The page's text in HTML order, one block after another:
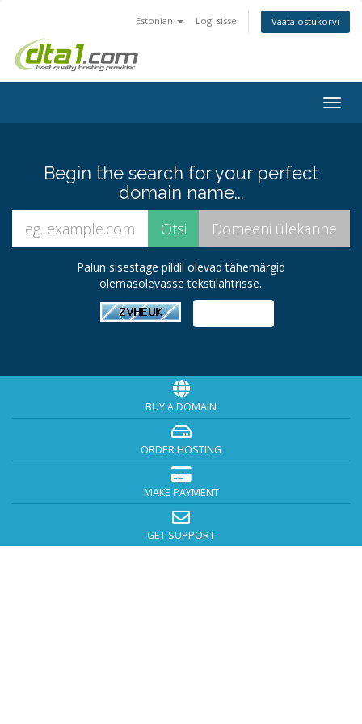
Estonian Logi sisse Vaata ostukorvi
Begin the search for your perfect
domain name...
Palun sisestage pildil olevad tähemärgid
olemasolevasse tekstilahtrisse.
BUY A DOMAIN
ORDER HOSTING
MAKE PAYMENT
GET SUPPORT